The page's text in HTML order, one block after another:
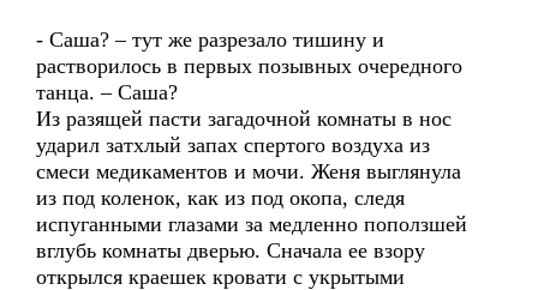
- Саша? – тут же разрезало тишину и
растворилось в первых позывных очередного
танца. – Саша?
Из разящей пасти загадочной комнаты в нос
ударил затхлый запах спертого воздуха из
смеси медикаментов и мочи. Женя выглянула
из под коленок, как из под окопа, следя
испуганными глазами за медленно поползшей
вглубь комнаты дверью. Сначала ее взору
открылся краешек кровати с укрытыми